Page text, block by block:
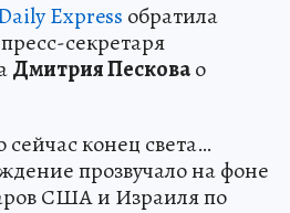
Express обратила
секретаря
Дмитрия Песковао
сейчас конец света…
прозвучало на фоне
США и Израиля по